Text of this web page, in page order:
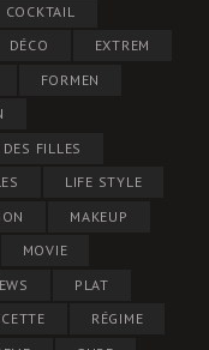
COCKTAIL
DÉCO
EXTREM
FORMEN
FILLES
LIFE STYLE
MAKEUP
MOVIE
PLAT
RÉGIME